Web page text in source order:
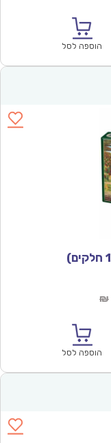
הוספה לסל
₪
הוספה לסל